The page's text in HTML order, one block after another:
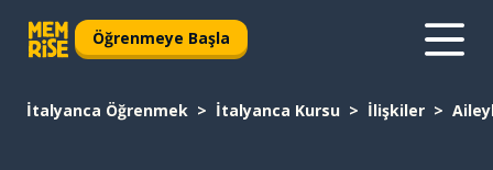
Öğrenmeye Başla
İtalyanca Öğrenmek İtalyanca Kursu İlişkiler